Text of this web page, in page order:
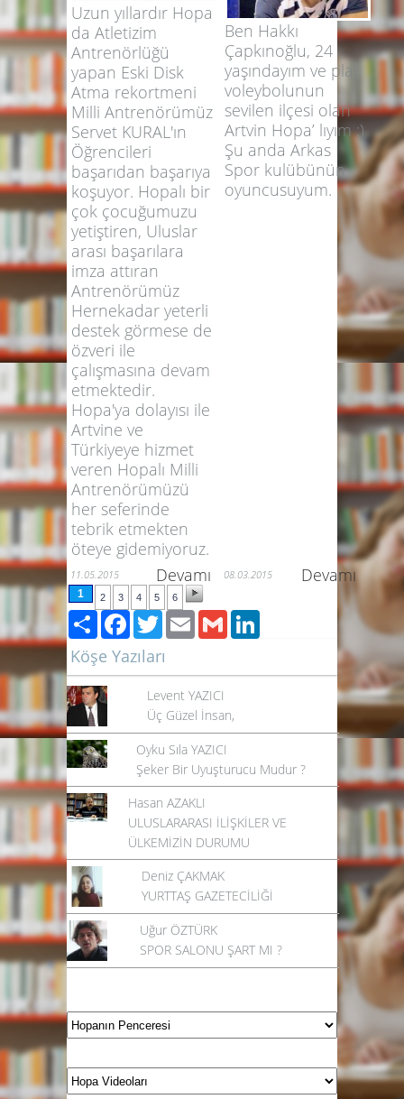
Uzun yıllardır Hopa
da Atletizim
Antrenörlüğü
yapan Eski Disk
Atma rekortmeni
Milli Antrenörümüz
Servet KURAL'ın
Öğrencileri
başarıdan başarıya
koşuyor. Hopalı bir
çok çocuğumuzu
yetiştiren, Uluslar
arası başarılara
imza attıran
Antrenörümüz
Hernekadar yeterli
destek görmese de
özveri ile
çalışmasına devam
etmektedir.
Hopa'ya dolayısı ile
Artvine ve
Türkiyeye hizmet
veren Hopalı Milli
Antrenörümüzü
her seferinde
tebrik etmekten
öteye gidemiyoruz.
Ben Hakkı
Çapkınoğlu, 24
yaşındayım ve plaj
voleybolunun
sevilen ilçesi olan
Artvin Hopa’ lıyım :)
Şu anda Arkas
Spor kulübünün
oyuncusuyum.
11.05.2015 Devamı 08.03.2015 Devamı
1 2 3 4 5 6
PaylaşFacebook
TwitterEmailGmail
Köşe Yazıları
Levent YAZICI
Üç Güzel İnsan,
Oyku Sıla YAZICI
Şeker Bir Uyuşturucu Mudur ?
Hasan AZAKLI
ULUSLARARASI İLİŞKİLER VE
ÜLKEMİZİN DURUMU
Deniz ÇAKMAK
YURTTAŞ GAZETECİLİĞİ
Uğur ÖZTÜRK
SPOR SALONU ŞART MI ?